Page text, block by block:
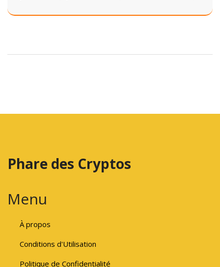
Phare des Cryptos
Menu
À propos
Conditions d'Utilisation
Politique de Confidentialité